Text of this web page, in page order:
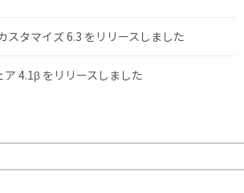
タマイズ 6.3 をリリースしました
4.1β をリリースしました